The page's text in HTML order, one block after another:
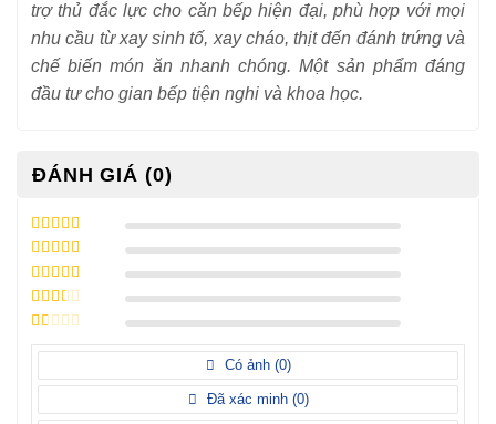
trợ thủ đắc lực cho căn bếp hiện đại, phù hợp với mọi
nhu cầu từ xay sinh tố, xay cháo, thịt đến đánh trứng và
chế biến món ăn nhanh chóng. Một sản phẩm đáng
đầu tư cho gian bếp tiện nghi và khoa học.
ĐÁNH GIÁ (0)
5 / 5 điểm
4 / 5 điểm
3 / 5
điểm
2 / 5
1/
điểm
Có ảnh (0)
Đã xác minh (0)